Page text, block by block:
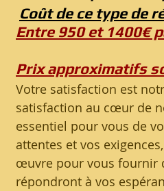
Coût de ce type de
Entre 950 et 1400€
Prix approximatifs
Votre satisfaction est
satisfaction au cœur de
essentiel pour vous de
attentes et vos
œuvre pour vous fournir
répondront à vos